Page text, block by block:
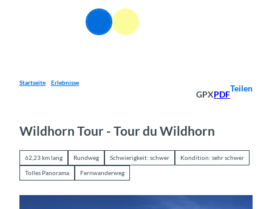
Suche Menü
Startseite Erlebnisse
GPXPDF
Teilen
Wildhorn Tour - Tour du Wildhorn
62,23 km lang Rundweg Schwierigkeit: schwer Kondition: sehr schwer
Tolles Panorama Fernwanderweg